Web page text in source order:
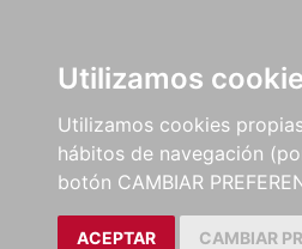
Utilizamos
Utilizamos cookies
hábitos de navegación
botón CAMBIAR
ACEPTAR CAMBIAR
LIBROS
MÉTODOS Y
EJERCICIOS